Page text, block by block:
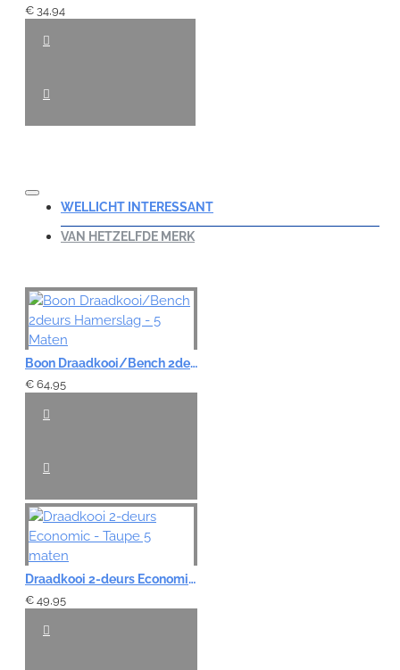
€ 34,94
WELLICHT INTERESSANT
VAN HETZELFDE MERK
Boon Draadkooi/Bench 2deurs Hamerslag - 5 Maten
€ 64,95
Draadkooi 2-deurs Economic - Taupe 5 maten
€ 49,95